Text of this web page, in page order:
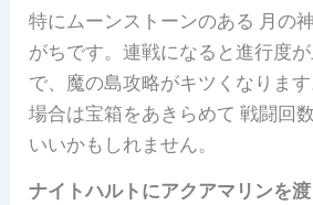
特にムーンストーンのある 月の
がちです。連戦になると進行度
で、魔の島攻略がキツくなりま
場合は宝箱をあきらめて 戦闘回
いいかもしれません。
ナイトハルトにアクアマリンを